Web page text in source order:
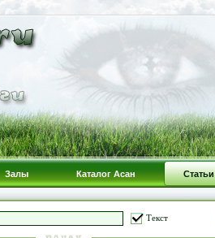
Залы Каталог Асан Статьи
Текст